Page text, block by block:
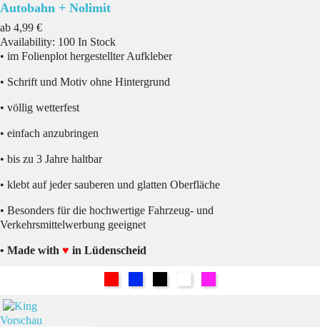
Autobahn + Nolimit
ab Preis
4,99 €
Availability: 100 In Stock
• im Folienplot hergestellter Aufkleber
• Schrift und Motiv ohne Hintergrund
• völlig wetterfest
• einfach anzubringen
• bis zu 3 Jahre haltbar
• klebt auf jeder sauberen und glatten Oberfläche
• Besonders für die hochwertige Fahrzeug- und
Verkehrsmittelwerbung geeignet
• Made with ♥ in Lüdenscheid
Vorschau